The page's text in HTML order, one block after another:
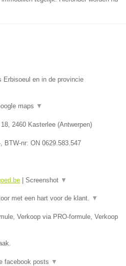
Erbisoeul en in de provincie
maps ▼
, 2460 Kasterlee (Antwerpen)
, BTW-nr: ON 0629.583.547
Screenshot ▼
met een hart voor de klant. ▼
Verkoop via PRO-formule, Verkoop
facebook posts ▼